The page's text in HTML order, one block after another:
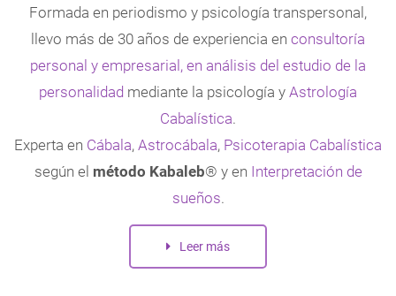
Formada en periodismo y psicología transpersonal,
llevo más de 30 años de experiencia en consultoría
personal y empresarial, en análisis del estudio de la
personalidad mediante la psicología y Astrología
Cabalística.
Experta en Cábala, Astrocábala, Psicoterapia Cabalística
según el método Kabaleb® y en Interpretación de
sueños.
Leer más